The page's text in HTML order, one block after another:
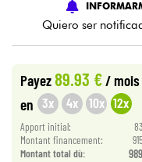
Cables & Acces.
Bundle
Quiero ser
Payez 89.93 € / mois
en 3x 4x 10x 12x
Apport initial:
Montant financement:
Montant total dù: